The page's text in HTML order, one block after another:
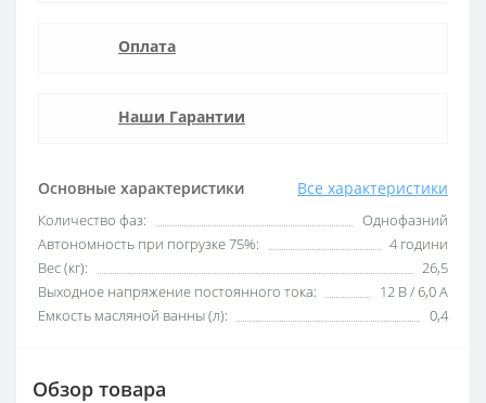
Основные характеристики Все характеристики
Количество фаз:
Однофазний
Автономность при погрузке 75%:
4 години
Вес (кг):
26,5
Выходное напряжение постоянного тока:
12 В / 6,0 А
Емкость масляной ванны (л):
0,4
Оплата
Наши Гарантии
Обзор товара